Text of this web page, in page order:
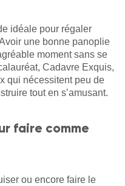
idéale pour régaler
une bonne panoplie
moment sans se
Cadavre Exquis,
qui nécessitent peu de
tout en s’amusant.
faire comme
ou encore faire le